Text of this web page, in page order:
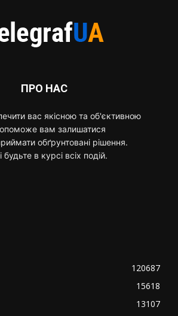
ПРО НАС
вас якісною та об'єктивною
вам залишатися
обґрунтовані рішення.
в курсі всіх подій.
120687
15618
13107